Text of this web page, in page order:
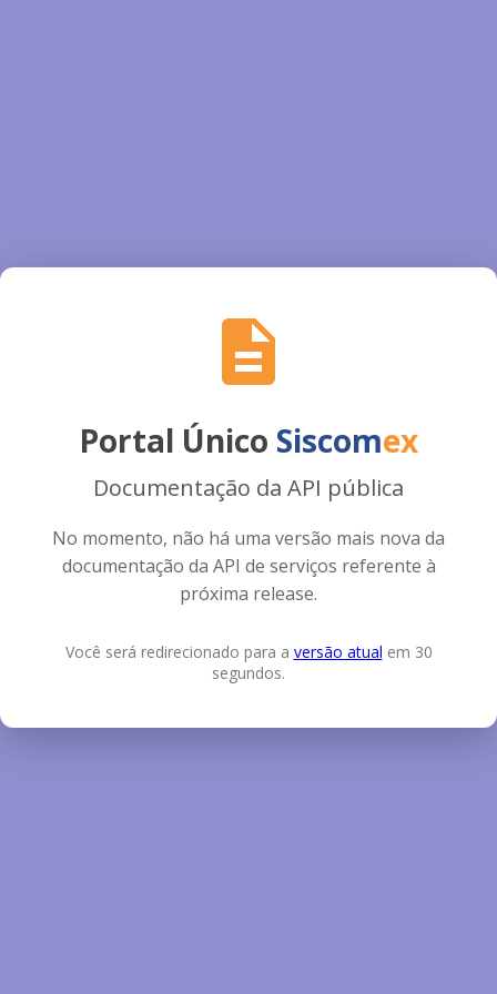
Portal Único Siscomex
Documentação da API pública
No momento, não há uma versão mais nova da
documentação da API de serviços referente à
próxima release.
Você será redirecionado para a versão atual em 30
segundos.